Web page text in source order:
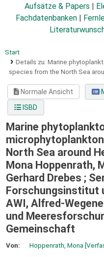
Aufsätze & Papers
Fachdatenbanken
Start
Details zu: Marine
species from the North Sea
Normale Ansicht
ISBD
Marine
North Sea around
Mona Hoppenrath,
Gerhard Drebes ;
Forschungsinstitut
AWI, Alfred-
und
Gemeinschaft
Von: Hoppenrath, Mona